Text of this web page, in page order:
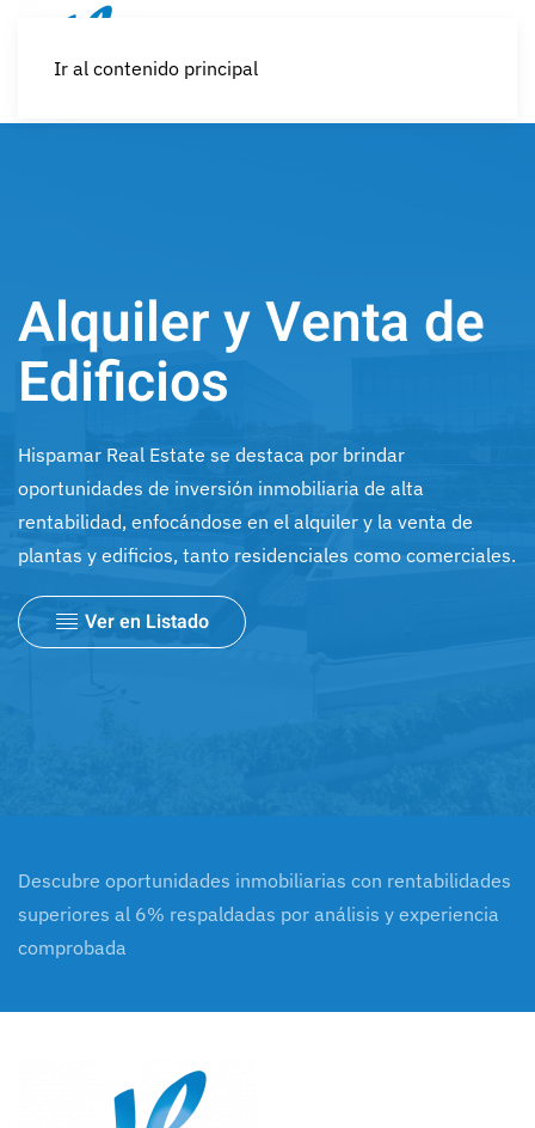
Ir al contenido principal
Alquiler y Venta de
Edificios
Hispamar Real Estate se destaca por brindar
oportunidades de inversión inmobiliaria de alta
rentabilidad, enfocándose en el alquiler y la venta de
plantas y edificios, tanto residenciales como comerciales.
Ver en Listado
Descubre oportunidades inmobiliarias con rentabilidades
superiores al 6% respaldadas por análisis y experiencia
comprobada